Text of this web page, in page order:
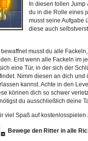
In diesen tollen
du in die Rolle eines
musst seine Aufgabe
diese auch
musst du alle
Erst wenn alle Fackeln im
eine Tür, in der sich der
Nimm diesen an dich und
kannst. Achte in den
können dich so schwer
du ausschließlich deine
viel Spaß auf
Bewege den Ritter in alle